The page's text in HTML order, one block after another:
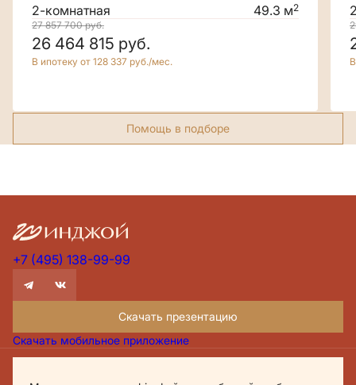
2-комнатная 49.3 м2
27 857 700руб.
26 464 815 руб.
В ипотеку от 128 337 руб./мес.
Помощь в подборе
+7 (495) 138-99-99
Скачать презентацию
Скачать мобильное приложение